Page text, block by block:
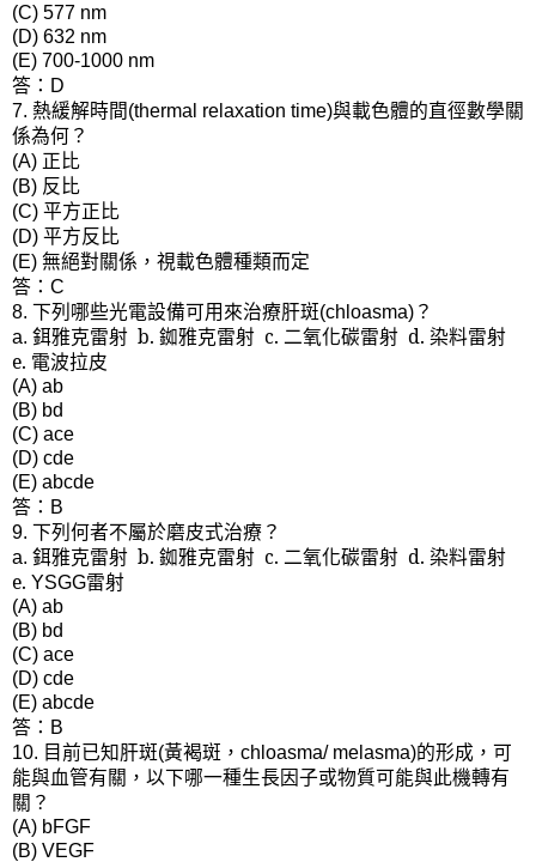
(C) 577 nm
(D) 632 nm
(E) 700-1000 nm
答： D
7. 熱緩解時間(thermal relaxation time)與載色體的直徑數學關
係為何？
(A) 正比
(B) 反比
(C) 平方正比
(D) 平方反比
(E) 無絕對關係，視載色體種類而定
答： C
8. 下列哪些光電設備可用來治療肝斑(chloasma) ？
a. 鉺雅克雷射 b. 銣雅克雷射 c. 二氧化碳雷射 d. 染料雷射
e. 電波拉皮
(A) ab
(B) bd
(C) ace
(D) cde
(E) abcde
答： B
9. 下列何者不屬於磨皮式治療？
a. 鉺雅克雷射 b. 銣雅克雷射 c. 二氧化碳雷射 d. 染料雷射
e. YSGG雷射
(A) ab
(B) bd
(C) ace
(D) cde
(E) abcde
答： B
10. 目前已知肝斑(黃褐斑， chloasma/ melasma)的形成，可
能與血管有關，以下哪一種生長因子或物質可能與此機轉有
關？
(A) bFGF
(B) VEGF